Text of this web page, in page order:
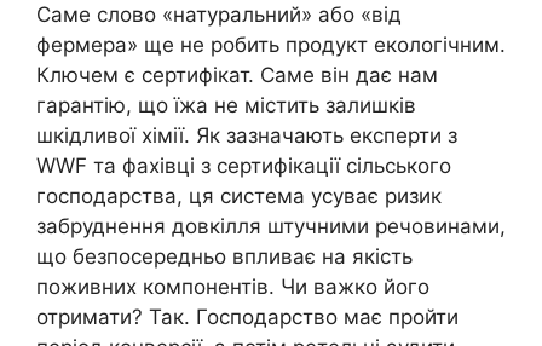
Саме слово «натуральний» або «від
фермера» ще не робить продукт екологічним.
Ключем є сертифікат. Саме він дає нам
гарантію, що їжа не містить залишків
шкідливої хімії. Як зазначають експерти з
WWF та фахівці з сертифікації сільського
господарства, ця система усуває ризик
забруднення довкілля штучними речовинами,
що безпосередньо впливає на якість
поживних компонентів. Чи важко його
отримати? Так. Господарство має пройти